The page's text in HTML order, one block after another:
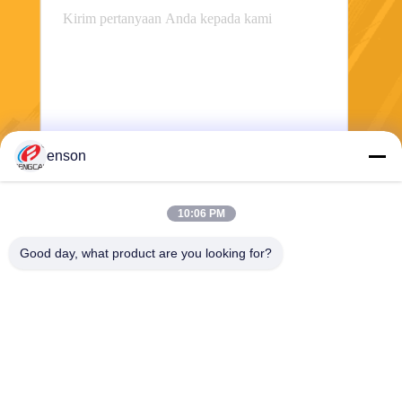
Mengirim
enson
10:06 PM
Good day, what product are you looking for?